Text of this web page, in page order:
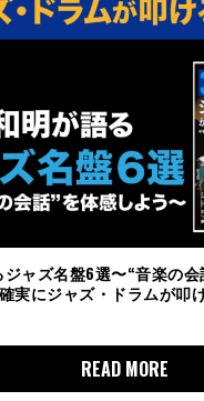
ャズ名盤6選〜“音楽の会
実にジャズ・ドラムが叩
READ MORE